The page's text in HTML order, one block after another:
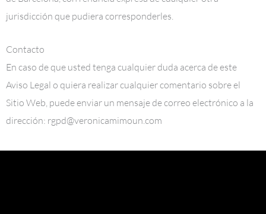
jurisdicción que pudiera corresponderles.
Contacto
En caso de que usted tenga cualquier duda acerca de este
Aviso Legal o quiera realizar cualquier comentario sobre el
Sitio Web, puede enviar un mensaje de correo electrónico a la
dirección: rgpd@veronicamimoun.com